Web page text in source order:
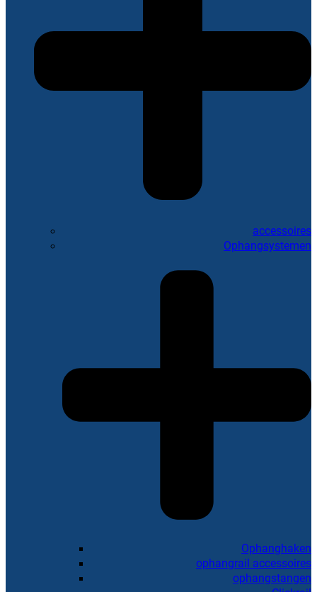
accessoires
Ophangsystemen
Ophanghaken
ophangrail accessoires
ophangstangen